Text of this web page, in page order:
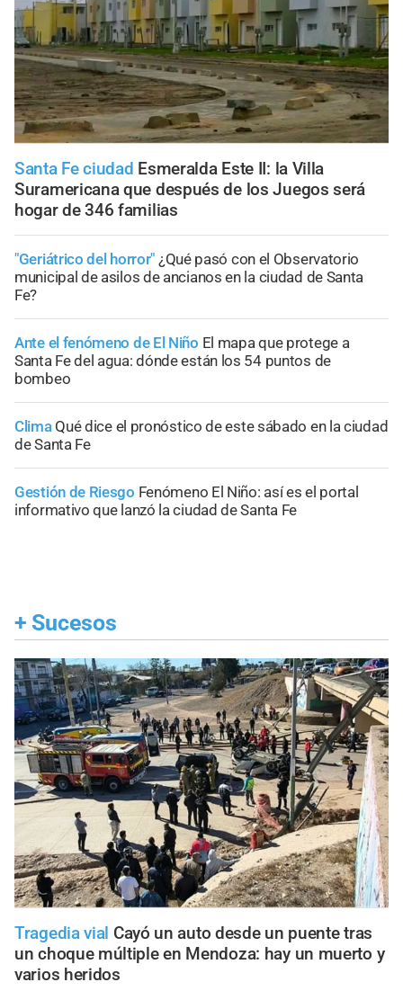
Santa Fe ciudad Esmeralda Este II: la Villa
Suramericana que después de los Juegos será
hogar de 346 familias
"Geriátrico del horror" ¿Qué pasó con el Observatorio
municipal de asilos de ancianos en la ciudad de Santa
Fe?
Ante el fenómeno de El Niño El mapa que protege a
Santa Fe del agua: dónde están los 54 puntos de
bombeo
Clima Qué dice el pronóstico de este sábado en la ciudad
de Santa Fe
Gestión de Riesgo Fenómeno El Niño: así es el portal
informativo que lanzó la ciudad de Santa Fe
+ Sucesos
Tragedia vial Cayó un auto desde un puente tras
un choque múltiple en Mendoza: hay un muerto y
varios heridos